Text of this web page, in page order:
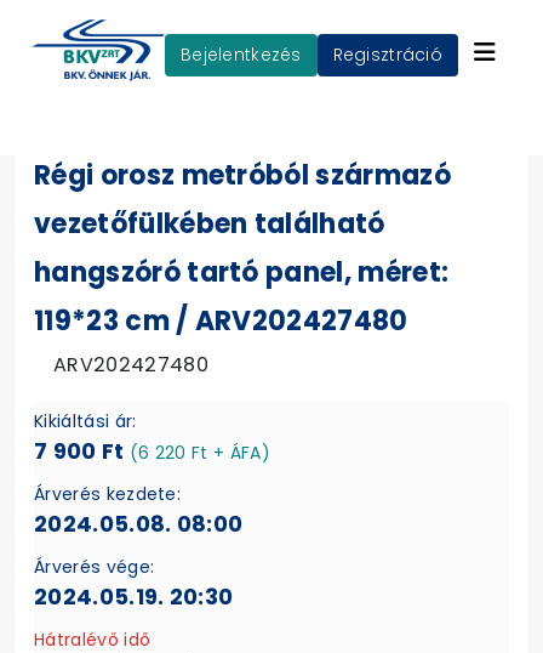
Bejelentkezés Regisztráció
Régi orosz metróból származó
vezetőfülkében található
hangszóró tartó panel, méret:
119*23 cm / ARV202427480
ARV202427480
Kikiáltási ár:
7 900 Ft (6 220 Ft + ÁFA)
Árverés kezdete:
2024.05.08. 08:00
Árverés vége:
2024.05.19. 20:30
Hátralévő idő